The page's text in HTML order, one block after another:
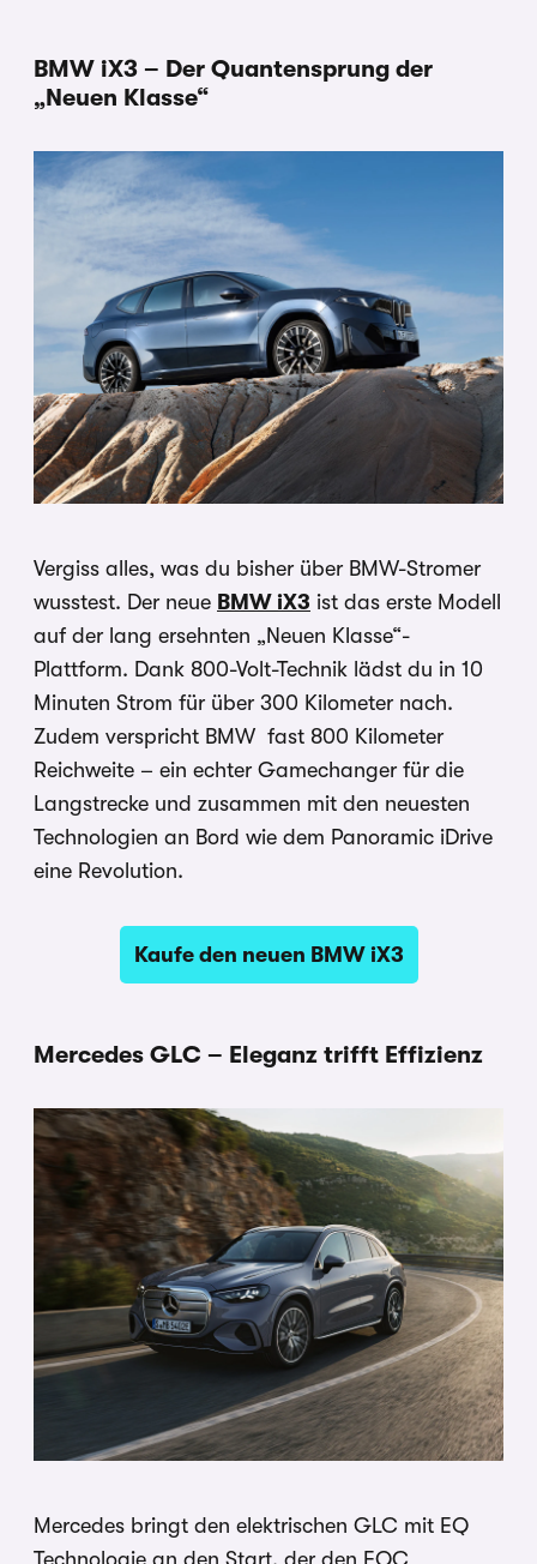
BMW iX3 – Der Quantensprung der
„Neuen Klasse“
Vergiss alles, was du bisher über BMW-Stromer
wusstest. Der neue BMW iX3 ist das erste Modell
auf der lang ersehnten „Neuen Klasse“-
Plattform. Dank 800-Volt-Technik lädst du in 10
Minuten Strom für über 300 Kilometer nach.
Zudem verspricht BMW fast 800 Kilometer
Reichweite – ein echter Gamechanger für die
Langstrecke und zusammen mit den neuesten
Technologien an Bord wie dem Panoramic iDrive
eine Revolution.
Kaufe den neuen BMW iX3
Mercedes GLC – Eleganz trifft Effizienz
Mercedes bringt den elektrischen GLC mit EQ